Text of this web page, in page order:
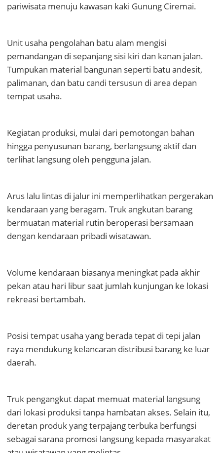
pariwisata menuju kawasan kaki Gunung Ciremai.
Unit usaha pengolahan batu alam mengisi
pemandangan di sepanjang sisi kiri dan kanan jalan.
Tumpukan material bangunan seperti batu andesit,
palimanan, dan batu candi tersusun di area depan
tempat usaha.
Kegiatan produksi, mulai dari pemotongan bahan
hingga penyusunan barang, berlangsung aktif dan
terlihat langsung oleh pengguna jalan.
Arus lalu lintas di jalur ini memperlihatkan pergerakan
kendaraan yang beragam. Truk angkutan barang
bermuatan material rutin beroperasi bersamaan
dengan kendaraan pribadi wisatawan.
Volume kendaraan biasanya meningkat pada akhir
pekan atau hari libur saat jumlah kunjungan ke lokasi
rekreasi bertambah.
Posisi tempat usaha yang berada tepat di tepi jalan
raya mendukung kelancaran distribusi barang ke luar
daerah.
Truk pengangkut dapat memuat material langsung
dari lokasi produksi tanpa hambatan akses. Selain itu,
deretan produk yang terpajang terbuka berfungsi
sebagai sarana promosi langsung kepada masyarakat